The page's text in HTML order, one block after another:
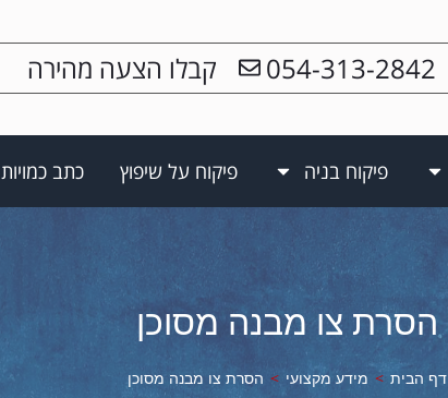
054-313-2842 קבלו הצעה מהירה
פיקוח בניה פיקוח על שיפוץ כתב כמויות
הסרת צו מבנה מסוכן
דף הבית > מידע מקצועי > הסרת צו מבנה מסוכן